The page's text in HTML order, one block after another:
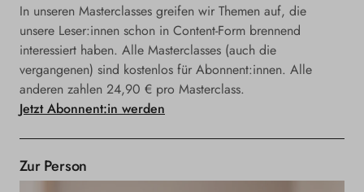
In unseren Masterclasses greifen wir Themen auf, die
unsere Leser:innen schon in Content-Form brennend
interessiert haben. Alle Masterclasses (auch die
vergangenen) sind kostenlos für Abonnent:innen. Alle
anderen zahlen 24,90 € pro Masterclass.
Jetzt Abonnent:in werden
Zur Person